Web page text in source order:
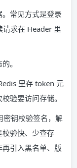
常见方式是登录
请求在 Header 里
。
里存 token 元
验要访问存储。
密钥校验签名，解
验快、少查存
引入黑名单、版